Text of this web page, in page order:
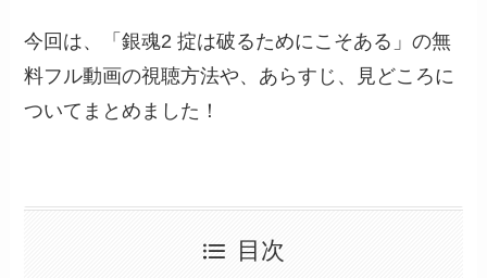
今回は、「銀魂2 掟は破るためにこそある」の無
料フル動画の視聴方法や、あらすじ、見どころに
ついてまとめました！
目次